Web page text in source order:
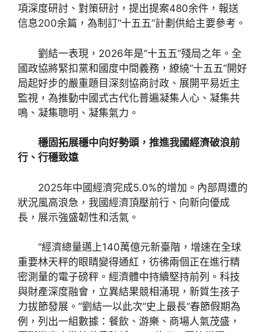
項深度研討、對策研討，提出提案480余件，報送
信息200余篇，為制訂“十五五”計劃供給主要參考。
劉結一表現，2026年是“十五五”殘局之年。全
國政協將緊扣黨和國度中間義務，繚繞“十五五”開好
局起好步的嚴重題目深刻協商討政、展開平易近主
監視，為推動中國式古代化普遍凝集人心、凝集共
鳴、凝集聰明、凝集氣力。
穩固拓展穩中向好勢頭，推進我國經濟破浪前
行、行穩致遠
2025年中國經濟完成5.0%的增加。內部周遭的
狀況風高浪急，我國經濟頂壓前行、向新向優成
長，展示強盛韌性和活氣。
“經濟總量邁上140萬億元新臺階，增速在全球
重要林天秤的眼睛變得通紅，彷彿兩個正在進行精
密測量的電子磅秤。經濟體中持續堅持前列。科技
與財產深度融會，立異結果競相涌現，新質生孩子
力拔節發展。”劉結一以此次“史上最長”春節假期為
例，列出一組數據：餐飲、游樂、商場人氣茂盛，